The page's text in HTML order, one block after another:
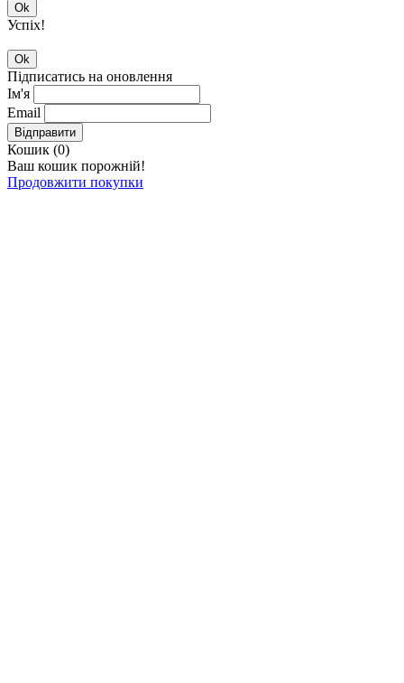
Ok
Успіх!
Ok
Підписатись на оновлення
Ім'я
Email
Відправити
Кошик (0)
Ваш кошик порожній!
Продовжити покупки